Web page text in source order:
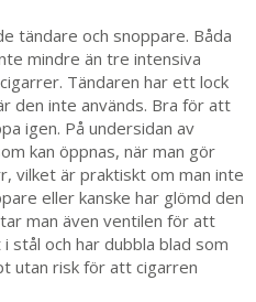
tändare och snoppare. Båda
mindre än tre intensiva
Tändaren har ett lock
den inte används. Bra för att
igen. På undersidan av
kan öppnas, när man gör
vilket är praktiskt om man inte
eller kanske har glömd den
man även ventilen för att
stål och har dubbla blad som
utan risk för att cigarren